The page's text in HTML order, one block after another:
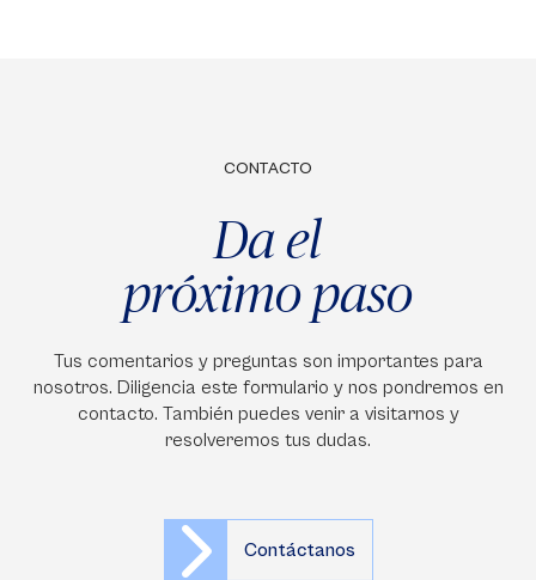
CONTACTO
Da el
próximo paso
Tus comentarios y preguntas son importantes para
nosotros. Diligencia este formulario y nos pondremos en
contacto. También puedes venir a visitarnos y
resolveremos tus dudas.
Contáctanos